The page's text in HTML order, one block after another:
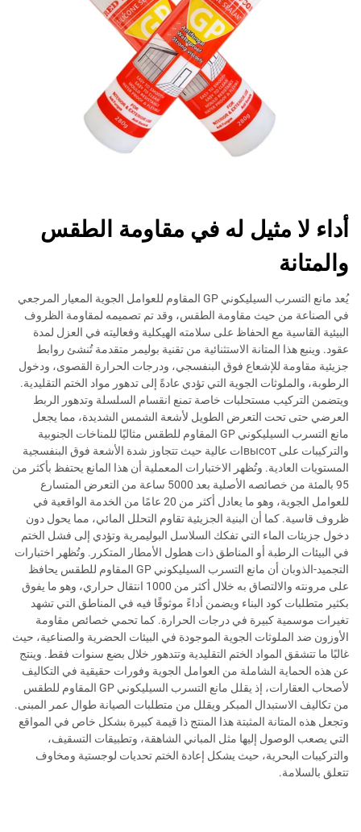
أداء لا مثيل له في مقاومة الطقس
والمتانة
يُعد مانع التسرب السيليكوني GP المقاوم للعوامل الجوية المعيار المرجعي
في الصناعة من حيث مقاومة الطقس، وقد تم تصميمه لمقاومة الظروف
البيئية القاسية مع الحفاظ على سلامته الهيكلية وفعاليته في العزل لمدة
عقود. وينبع هذا المتانة الاستثنائية من تقنية بوليمر متقدمة تُنشئ روابط
جزيئية مقاومة للإشعاع فوق البنفسجي، ودرجات الحرارة القصوى، ودخول
الرطوبة، والملوثات الجوية التي تؤدي عادةً إلى تدهور مواد الختم التقليدية.
ويتضمن التركيب مستحلبات خاصة تمنع انقسام السلسلة وتدهور الربط
العرضي حتى تحت التعرض الطويل لأشعة الشمس الشديدة، مما يجعل
مانع التسرب السيليكوني GP المقاوم للطقس مثاليًا للمناخات الجنوبية
والتركيبات على высотات عالية حيث تتجاوز شدة الأشعة فوق البنفسجية
المستويات العادية. وتُظهر الاختبارات المعملية أن هذا المانع يحتفظ بأكثر من
95 بالمئة من خصائصه الأصلية بعد 5000 ساعة من التعرض المتسارع
للعوامل الجوية، وهو ما يعادل أكثر من 20 عامًا من الخدمة الواقعية في
ظروف قاسية. كما أن البنية الجزيئية تقاوم التحلل المائي، مما يحول دون
دخول جزيئات الماء التي تفكك السلاسل البوليمرية وتؤدي إلى فشل الختم
في البيئات الرطبة أو المناطق ذات هطول الأمطار المتكرر. وتُظهر اختبارات
التجميد-الذوبان أن مانع التسرب السيليكوني GP المقاوم للطقس يحافظ
على مرونته والالتصاق به خلال أكثر من 1000 انتقال حراري، وهو ما يفوق
بكثير متطلبات كود البناء ويضمن أداءً موثوقًا فيه في المناطق التي تشهد
تغيرات موسمية كبيرة في درجات الحرارة. كما تحمي خصائص مقاومة
الأوزون ضد الملوثات الجوية الموجودة في البيئات الحضرية والصناعية، حيث
غالبًا ما تتشقق المواد الختم التقليدية وتتدهور خلال بضع سنوات فقط. وينتج
عن هذه الحماية الشاملة من العوامل الجوية وفورات حقيقية في التكاليف
لأصحاب العقارات، إذ يقلل مانع التسرب السيليكوني GP المقاوم للطقس
من تكاليف الاستبدال المبكر ويقلل من متطلبات الصيانة طوال عمر المبنى.
وتجعل هذه المتانة المثبتة هذا المنتج ذا قيمة كبيرة بشكل خاص في المواقع
التي يصعب الوصول إليها مثل المباني الشاهقة، وتطبيقات التسقيف،
والتركيبات البحرية، حيث يشكل إعادة الختم تحديات لوجستية ومخاوف
تتعلق بالسلامة.